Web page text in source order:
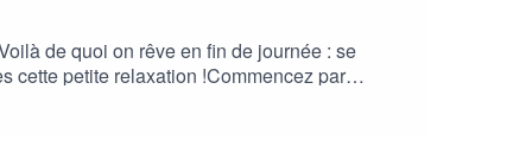
de quoi on rêve en fin de journée : se
cette petite relaxation !Commencez par
besoin d'un petit moment pour
cette situation pénible et vous aider à vous